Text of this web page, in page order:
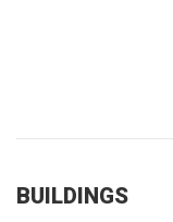
BUILDINGS